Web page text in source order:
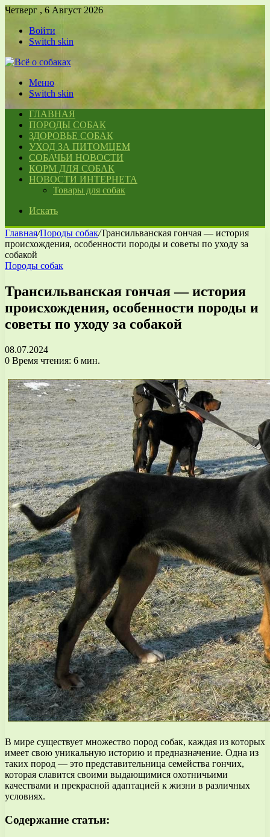
Четверг , 6 Август 2026
Войти
Switch skin
Меню
Switch skin
ГЛАВНАЯ
ПОРОДЫ СОБАК
ЗДОРОВЬЕ СОБАК
УХОД ЗА ПИТОМЦЕМ
СОБАЧЬИ НОВОСТИ
КОРМ ДЛЯ СОБАК
НОВОСТИ ИНТЕРНЕТА
Товары для собак
Искать
Главная/Породы собак/Трансильванская гончая — история
происхождения, особенности породы и советы по уходу за
собакой
Породы собак
Трансильванская гончая — история
происхождения, особенности породы и
советы по уходу за собакой
08.07.2024
0 Время чтения: 6 мин.
В мире существует множество пород собак, каждая из которых
имеет свою уникальную историю и предназначение. Одна из
таких пород — это представительница семейства гончих,
которая славится своими выдающимися охотничьими
качествами и прекрасной адаптацией к жизни в различных
условиях.
Содержание статьи: